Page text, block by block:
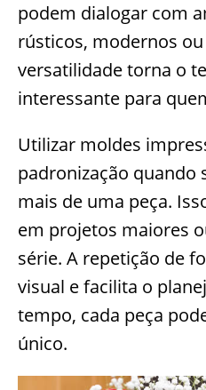
podem dialogar com
rústicos, modernos
versatilidade torna o
interessante para
Utilizar moldes
padronização quando
mais de uma peça.
em projetos maiores
série. A repetição de
visual e facilita o
tempo, cada peça
único.